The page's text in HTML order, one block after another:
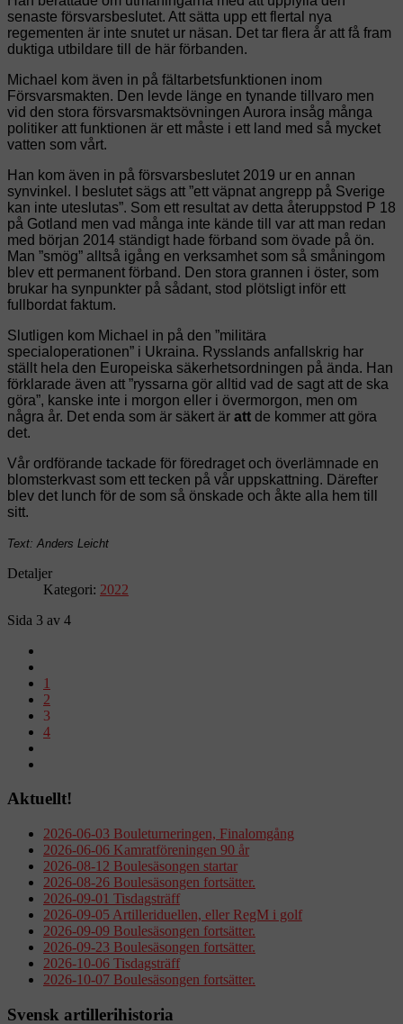
senaste försvarsbeslutet. Att sätta upp ett flertal nya
regementen är inte snutet ur näsan. Det tar flera år att få fram
duktiga utbildare till de här förbanden.
Michael kom även in på fältarbetsfunktionen inom
Försvarsmakten. Den levde länge en tynande tillvaro men
vid den stora försvarsmaktsövningen Aurora insåg många
politiker att funktionen är ett måste i ett land med så mycket
vatten som vårt.
Han kom även in på försvarsbeslutet 2019 ur en annan
synvinkel. I beslutet sägs att ”ett väpnat angrepp på Sverige
kan inte uteslutas”. Som ett resultat av detta återuppstod P 18
på Gotland men vad många inte kände till var att man redan
med början 2014 ständigt hade förband som övade på ön.
Man ”smög” alltså igång en verksamhet som så småningom
blev ett permanent förband. Den stora grannen i öster, som
brukar ha synpunkter på sådant, stod plötsligt inför ett
fullbordat faktum.
Slutligen kom Michael in på den ”militära
specialoperationen” i Ukraina. Rysslands anfallskrig har
ställt hela den Europeiska säkerhetsordningen på ända. Han
förklarade även att ”ryssarna gör alltid vad de sagt att de ska
göra”, kanske inte i morgon eller i övermorgon, men om
några år. Det enda som är säkert är att de kommer att göra
det.
Vår ordförande tackade för föredraget och överlämnade en
blomsterkvast som ett tecken på vår uppskattning. Därefter
blev det lunch för de som så önskade och åkte alla hem till
sitt.
Text: Anders Leicht
Detaljer
Kategori: 2022
Sida 3 av 4
1
2
3
4
Aktuellt!
2026-06-03 Bouleturneringen, Finalomgång
2026-06-06 Kamratföreningen 90 år
2026-08-12 Boulesäsongen startar
2026-08-26 Boulesäsongen fortsätter.
2026-09-01 Tisdagsträff
2026-09-05 Artilleriduellen, eller RegM i golf
2026-09-09 Boulesäsongen fortsätter.
2026-09-23 Boulesäsongen fortsätter.
2026-10-06 Tisdagsträff
2026-10-07 Boulesäsongen fortsätter.
Svensk artillerihistoria